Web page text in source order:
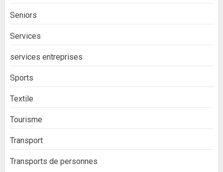
Seniors
Services
services entreprises
Sports
Textile
Tourisme
Transport
Transports de personnes